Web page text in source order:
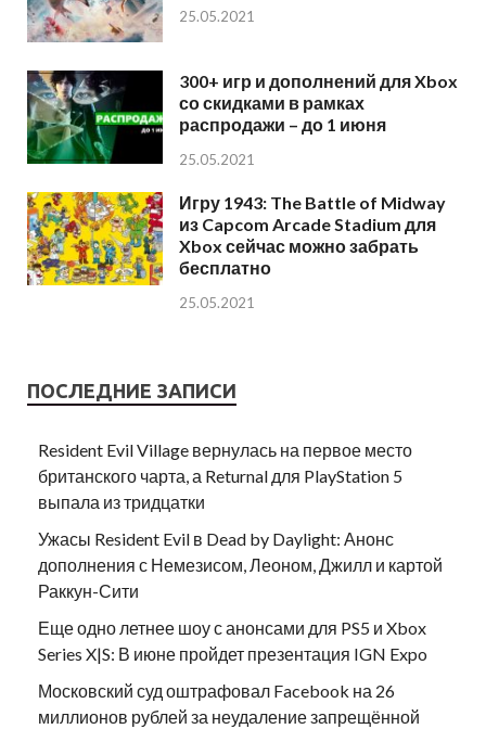
25.05.2021
300+ игр и дополнений для Xbox
со скидками в рамках
распродажи – до 1 июня
25.05.2021
Игру 1943: The Battle of Midway
из Capcom Arcade Stadium для
Xbox сейчас можно забрать
бесплатно
25.05.2021
ПОСЛЕДНИЕ ЗАПИСИ
Resident Evil Village вернулась на первое место
британского чарта, а Returnal для PlayStation 5
выпала из тридцатки
Ужасы Resident Evil в Dead by Daylight: Анонс
дополнения с Немезисом, Леоном, Джилл и картой
Раккун-Сити
Еще одно летнее шоу с анонсами для PS5 и Xbox
Series X|S: В июне пройдет презентация IGN Expo
Московский суд оштрафовал Facebook на 26
миллионов рублей за неудаление запрещённой